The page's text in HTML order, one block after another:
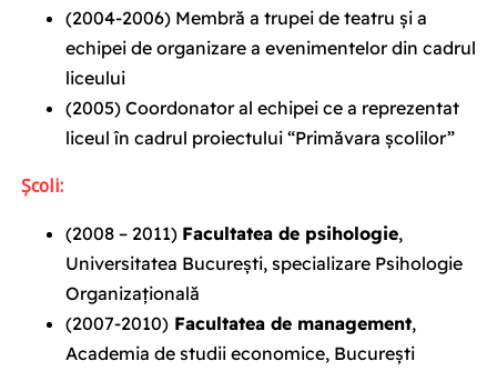
(2004-2006)Membră a trupei de teatru și a
echipei de organizare a evenimentelordin cadrul
liceului
(2005)Coordonator al echipei ce a reprezentat
liceul în cadrul proiectului “Primăvara școlilor”
Școli:
(2008 – 2011) Facultatea de psihologie,
Universitatea București, specializare Psihologie
Organizațională
(2007-2010)Facultatea de management,
Academia de studii economice, București